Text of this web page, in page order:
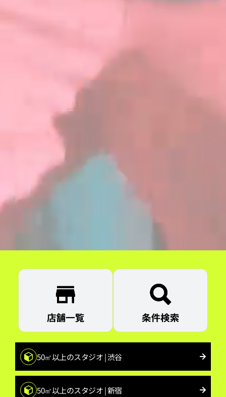
50㎡以上のスタジオ | 渋谷
50㎡以上のスタジオ | 新宿